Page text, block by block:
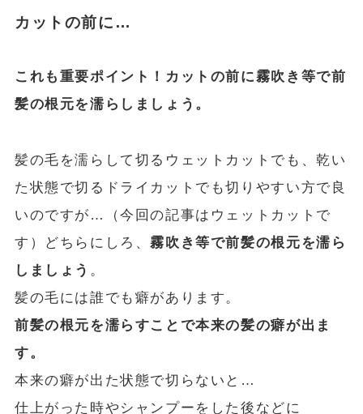
カットの前に…
これも重要ポイント！カットの前に霧吹き等で前
髪の根元を濡らしましょう。
髪の毛を濡らして切るウェットカットでも、乾い
た状態で切るドライカットでも切りやすい方で良
いのですが…（今回の記事はウェットカットで
す）どちらにしろ、霧吹き等で前髪の根元を濡ら
しましょう 。
髪の毛には誰でも癖があります。
前髪の根元を濡らすことで本来の髪の癖が出ま
す。
本来の癖が出た状態で切らないと…
仕上がった時やシャンプーをした後などに